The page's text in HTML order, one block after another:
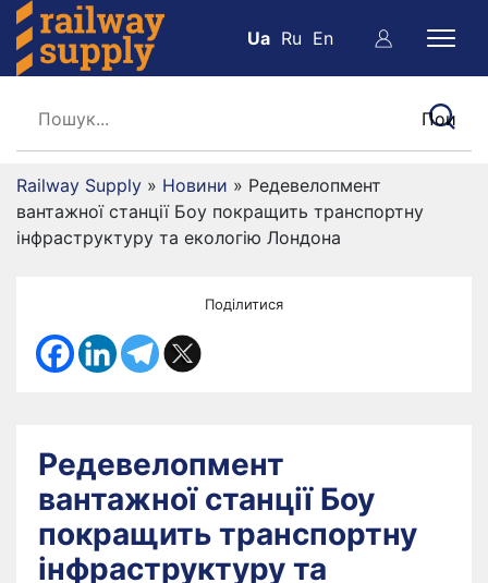
Ua Ru En
Railway Supply » Новини » Редевелопмент
вантажної станції Боу покращить транспортну
інфраструктуру та екологію Лондона
Поділитися
Редевелопмент
вантажної станції Боу
покращить транспортну
інфраструктуру та